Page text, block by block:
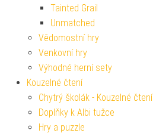
Tainted Grail
Unmatched
Vědomostní hry
Venkovní hry
Výhodné herní sety
Kouzelné čtení
Chytrý školák - Kouzelné čtení
Doplňky k Albi tužce
Hry a puzzle